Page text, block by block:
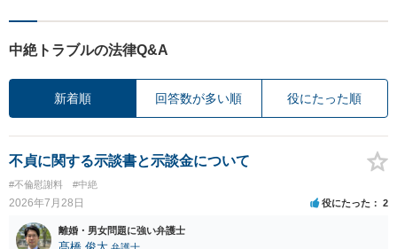
中絶トラブルの法律Q&A
新着順 回答数が多い順 役にたった順
不貞に関する示談書と示談金について
#不倫慰謝料 #中絶
2026年7月28日 役にたった 2
離婚・男女問題に強い弁護士